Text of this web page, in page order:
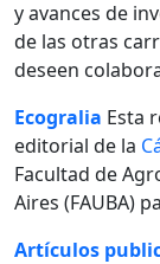
y avances de
de las otras
deseen
Ecogralia Esta
editorial de la
Facultad de
Aires (FAUBA)
Artículos